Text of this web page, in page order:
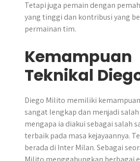
Tetapi juga pemain dengan
yang tinggi dan kontribusi yang
permainan tim.
Kemampuan
Teknikal
Diego Milito memiliki
sangat lengkap dan menjadi
mengapa ia diakui sebagai salah
terbaik pada masa kejayaannya.
berada di Inter Milan. Sebagai